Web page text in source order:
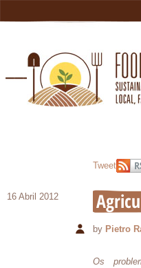
Tweet
16 Abril 2012
by Pietro
Os